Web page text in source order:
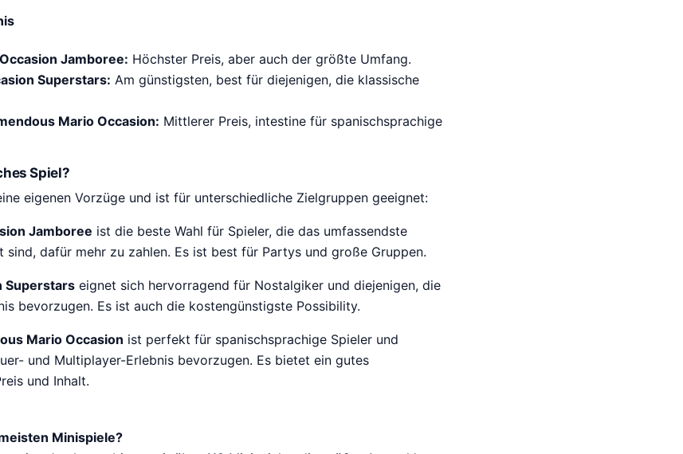
Jamboree: Höchster Preis, aber auch der größte Umfang.
Superstars: Am günstigsten, best für diejenigen, die klassische
Mario Occasion: Mittlerer Preis, intestine für spanischsprachige
Spiel?
eigenen Vorzüge und ist für unterschiedliche Zielgruppen geeignet:
Jamboree ist die beste Wahl für Spieler, die das umfassendste
sind, dafür mehr zu zahlen. Es ist best für Partys und große Gruppen.
Superstars eignet sich hervorragend für Nostalgiker und diejenigen, die
bevorzugen. Es ist auch die kostengünstigste Possibility.
Mario Occasion ist perfekt für spanischsprachige Spieler und
und Multiplayer-Erlebnis bevorzugen. Es bietet ein gutes
und Inhalt.
Minispiele?